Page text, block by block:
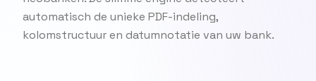
automatisch de unieke PDF-indeling,
kolomstructuur en datumnotatie van uw bank.